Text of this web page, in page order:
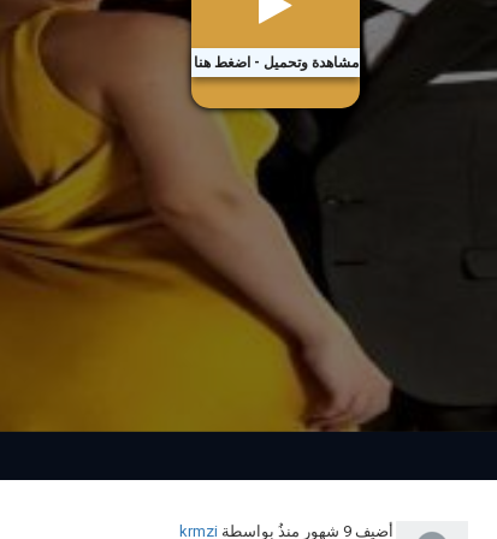
مشاهدة وتحميل - اضغط هنا
أضيف9 شهور منذُ بواسطةkrmzi